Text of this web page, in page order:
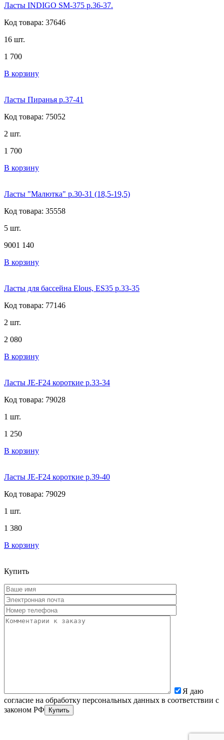
Ласты INDIGO SM-375 р.36-37.
Код товара: 37646
16 шт.
1 700
В корзину
Ласты Пиранья р.37-41
Код товара: 75052
2 шт.
1 700
В корзину
Ласты "Малютка" р.30-31 (18,5-19,5)
Код товара: 35558
5 шт.
9001 140
В корзину
Ласты для бассейна Elous, ES35 р.33-35
Код товара: 77146
2 шт.
2 080
В корзину
Ласты JE-F24 короткие р.33-34
Код товара: 79028
1 шт.
1 250
В корзину
Ласты JE-F24 короткие р.39-40
Код товара: 79029
1 шт.
1 380
В корзину
Купить
Я даю
согласие на обработку персональных данных в соответствии с
законом РФ